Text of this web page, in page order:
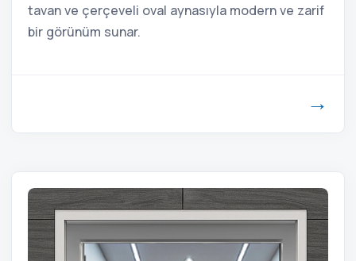
tavan ve çerçeveli oval aynasıyla modern ve zarif
bir görünüm sunar.
→